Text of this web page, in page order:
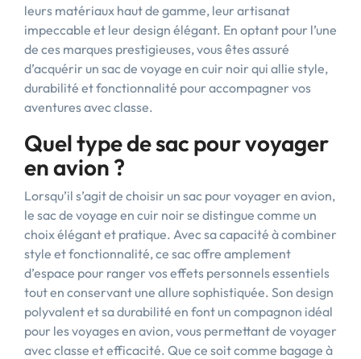
leurs matériaux haut de gamme, leur artisanat
impeccable et leur design élégant. En optant pour l’une
de ces marques prestigieuses, vous êtes assuré
d’acquérir un sac de voyage en cuir noir qui allie style,
durabilité et fonctionnalité pour accompagner vos
aventures avec classe.
Quel type de sac pour voyager
en avion ?
Lorsqu’il s’agit de choisir un sac pour voyager en avion,
le sac de voyage en cuir noir se distingue comme un
choix élégant et pratique. Avec sa capacité à combiner
style et fonctionnalité, ce sac offre amplement
d’espace pour ranger vos effets personnels essentiels
tout en conservant une allure sophistiquée. Son design
polyvalent et sa durabilité en font un compagnon idéal
pour les voyages en avion, vous permettant de voyager
avec classe et efficacité. Que ce soit comme bagage à